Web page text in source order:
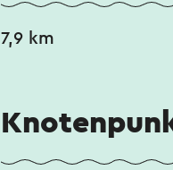
7,9 km